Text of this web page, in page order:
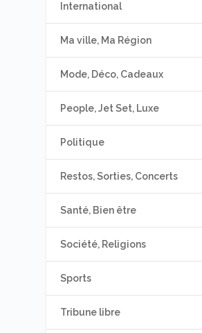
International
Ma ville, Ma Région
Mode, Déco, Cadeaux
People, Jet Set, Luxe
Politique
Restos, Sorties, Concerts
Santé, Bien être
Société, Religions
Sports
Tribune libre